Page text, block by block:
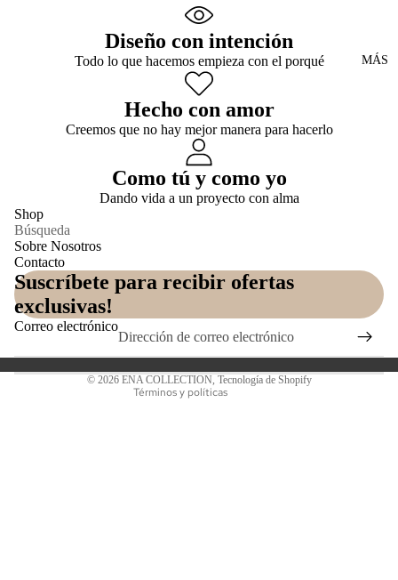
MÁS
Diseño con intención
Todo lo que hacemos empieza con el porqué
Hecho con amor
Creemos que no hay mejor manera para hacerlo
Como tú y como yo
Dando vida a un proyecto con alma
Shop
Búsqueda
Sobre Nosotros
Contacto
Suscríbete para recibir ofertas
exclusivas!
Correo electrónico
© 2026 ENA COLLECTION Tecnología de Shopify
Términos y políticas
Política de privacidad
Política de reembolso
Información de contacto
Política de envío